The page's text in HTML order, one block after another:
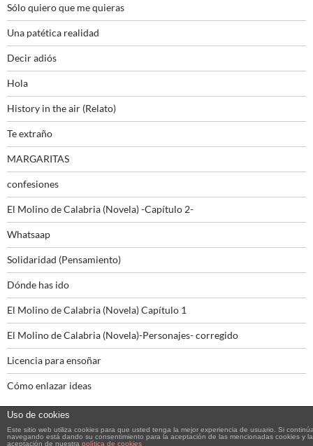
Sólo quiero que me quieras
Una patética realidad
Decir adiós
Hola
History in the air (Relato)
Te extraño
MARGARITAS
confesiones
El Molino de Calabria (Novela) -Capítulo 2-
Whatsaap
Solidaridad (Pensamiento)
Dónde has ido
El Molino de Calabria (Novela) Capítulo 1
El Molino de Calabria (Novela)-Personajes- corregido
Licencia para ensoñar
Cómo enlazar ideas
Uso de cookies
Este sitio web utiliza cookies para que usted tenga la mejor experiencia de usuario. Si
navegando está dando su consentimiento para la aceptación de las mencionadas cookies y la
aceptación de nuestra política de cookies